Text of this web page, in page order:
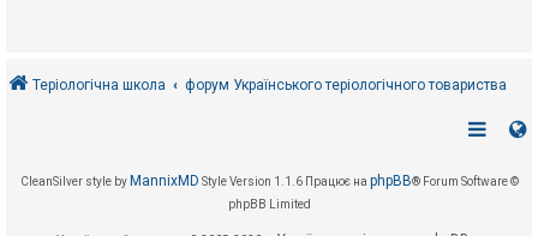
Теріологічна школа форум Українського теріологічного товариства
CleanSilver style by MannixMD Style Version 1.1.6 Працює на phpBB® Forum Software ©
phpBB Limited